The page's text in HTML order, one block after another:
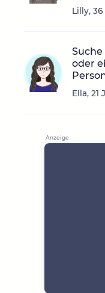
Lilly,
oder
Ella, 21